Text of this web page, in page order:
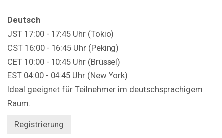
Deutsch
JST 17:00 - 17:45 Uhr (Tokio)
CST 16:00 - 16:45 Uhr (Peking)
CET 10:00 - 10:45 Uhr (Brüssel)
EST 04:00 - 04:45 Uhr (New York)
Ideal geeignet für Teilnehmer im deutschsprachigem
Raum.
Registrierung